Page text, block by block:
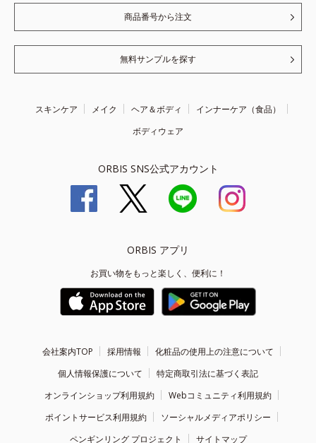
商品番号から注文
無料サンプルを探す
スキンケア メイク ヘア＆ボディ
インナーケア（食品）
ボディウェア
ORBIS SNS公式アカウント
ORBIS アプリ
お買い物をもっと楽しく、便利に！
会社案内TOP 採用情報
化粧品の使用上の注意について
個人情報保護について
特定商取引法に基づく表記
オンラインショップ利用規約
Webコミュニティ利用規約
ポイントサービス利用規約
ソーシャルメディアポリシー
ペンギンリング プロジェクト
サイトマップ